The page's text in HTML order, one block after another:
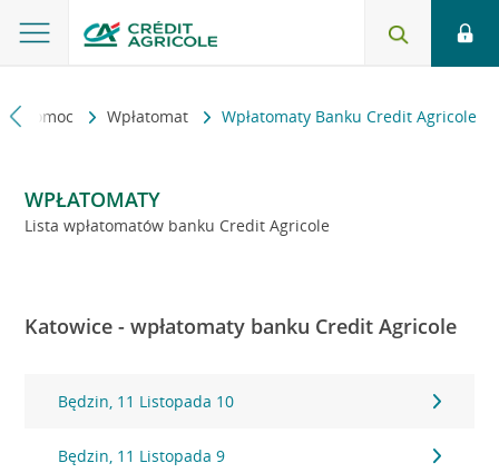
i pomoc Wpłatomat Wpłatomaty Banku Credit Agricole
WPŁATOMATY
Lista wpłatomatów banku Credit Agricole
Katowice - wpłatomaty banku Credit Agricole
Będzin, 11 Listopada 10
Będzin, 11 Listopada 9